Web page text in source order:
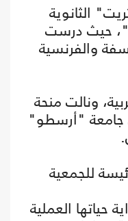
الثانوية
حيث درست
والفرنسية
ونالت منحة
جامعة "أرسطو"
للجمعية
العملية